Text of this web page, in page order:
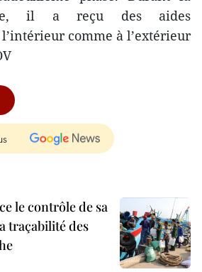
il a reçu des aides
comme à l’extérieur
le contrôle de sa
traçabilité des